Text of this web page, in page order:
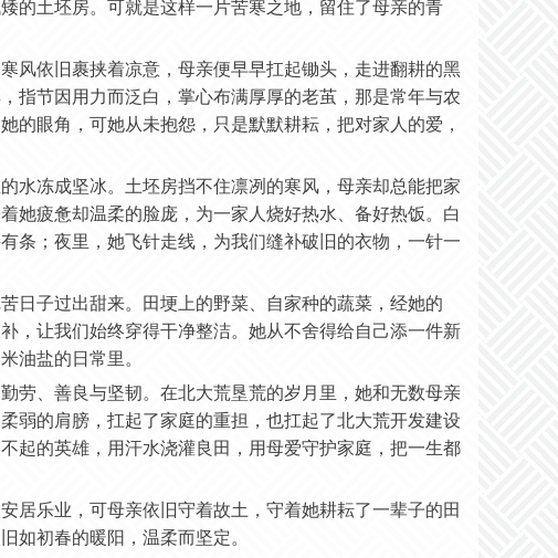
的土坯房。可就是这样一片苦寒之地，留住了母亲的青
风依旧裹挟着凉意，母亲便早早扛起锄头，走进翻耕的黑
指节因用力而泛白，掌心布满厚厚的老茧，那是常年与农
的眼角，可她从未抱怨，只是默默耕耘，把对家人的爱，
水冻成坚冰。土坯房挡不住凛冽的寒风，母亲却总能把家
她疲惫却温柔的脸庞，为一家人烧好热水、备好热饭。白
条；夜里，她飞针走线，为我们缝补破旧的衣物，一针一
日子过出甜来。田埂上的野菜、自家种的蔬菜，经她的
，让我们始终穿得干净整洁。她从不舍得给自己添一件新
油盐的日常里。
劳、善良与坚韧。在北大荒垦荒的岁月里，她和无数母亲
弱的肩膀，扛起了家庭的重担，也扛起了北大荒开发建设
起的英雄，用汗水浇灌良田，用母爱守护家庭，把一生都
居乐业，可母亲依旧守着故土，守着她耕耘了一辈子的田
如初春的暖阳，温柔而坚定。